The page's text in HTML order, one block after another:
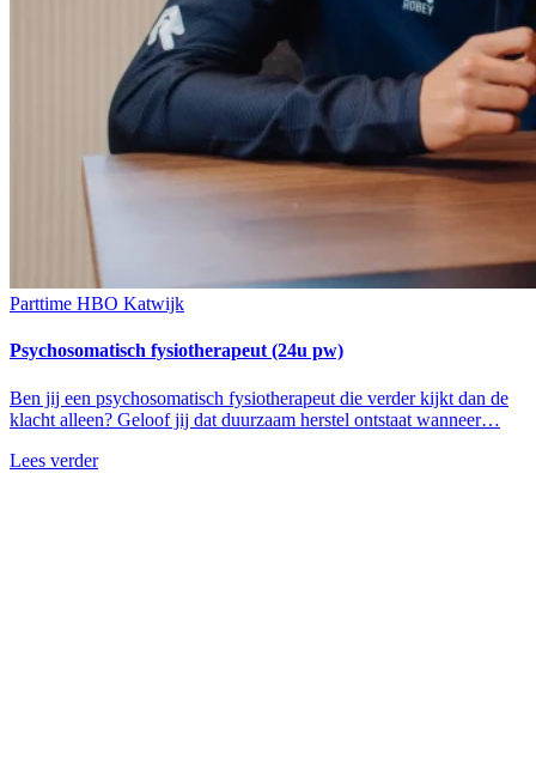
Parttime HBO Katwijk
Psychosomatisch fysiotherapeut (24u pw)
Ben jij een psychosomatisch fysiotherapeut die verder kijkt dan de
klacht alleen? Geloof jij dat duurzaam herstel ontstaat wanneer…
Lees verder